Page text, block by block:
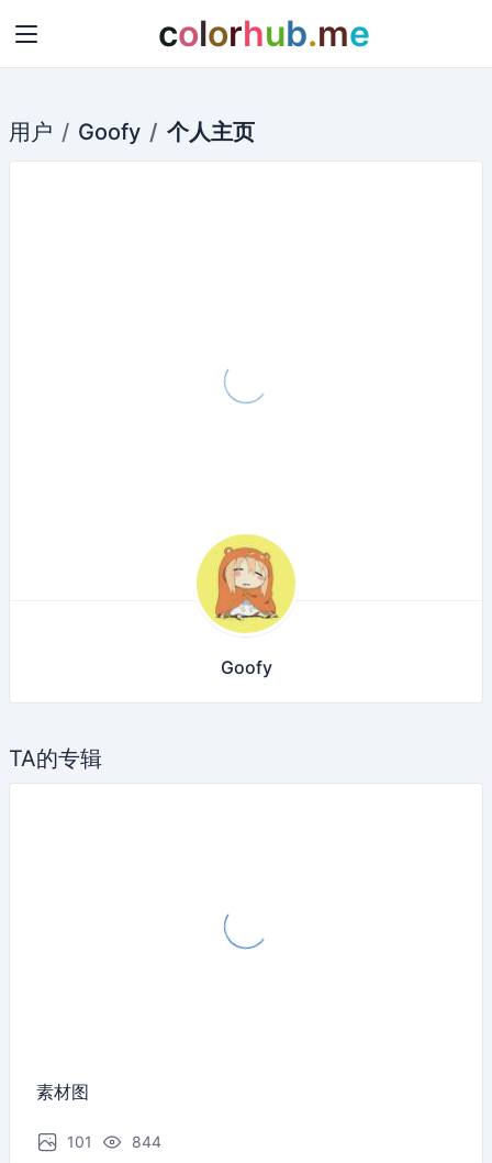
colorhub.me
用户 Goofy 个人主页
Goofy
TA的专辑
素材图
101 844